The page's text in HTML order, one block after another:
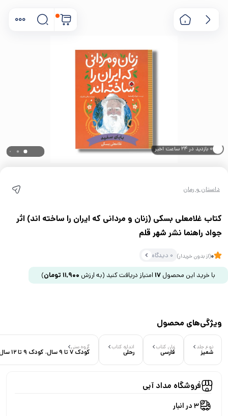
۰ خریدار در ۱ ماه اخیر
داستان و رمان
کتاب غلامعلی بسکی (زنان و مردانی که ایران را ساخته اند) اثر
جواد راهنما نشر شهر قلم
0(از بدون خریدار) 0 دیدگاه
با خرید این محصول 17 امتیاز دریافت کنید (به ارزش 11,900 تومان)
ویژگی‌های محصول
نوع جلد
شمیز
زبان کتاب
فارسی
اندازه کتاب
رحلی
گروه سنی
کودک 7 تا 9 سال، کودک 9 تا 12 سال
فروشگاه مداد آبی
3 در انبار